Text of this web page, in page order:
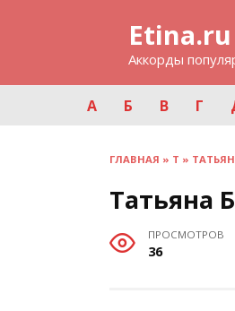
Etina.ru
Аккорды
А Б В Г
ГЛАВНАЯ » Т »
Татьяна
ПРОСМОТРОВ
36